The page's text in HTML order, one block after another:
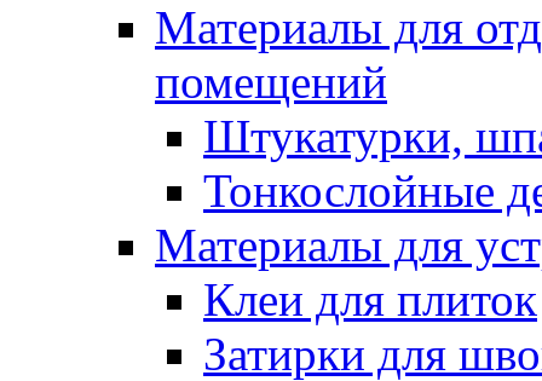
Материалы для
помещений
Штукатурки,
Тонкослойные
Материалы для
Клеи для плиток
Затирки для